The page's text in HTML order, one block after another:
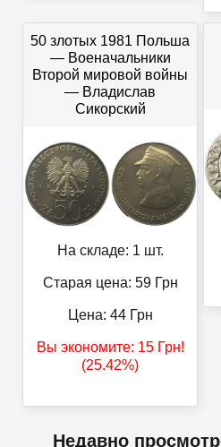
50 злотых 1981 Польша
— Военачальники
Второй мировой войны
— Владислав
Сикорский
На складе: 1 шт.
Старая цена: 59Грн
Цена: 44Грн
Вы экономите: 15Грн!
(25.42%)
Недавно